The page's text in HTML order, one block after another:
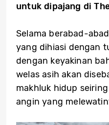
untuk dipajang di
Selama berabad-
yang dihiasi dengan
dengan keyakinan
welas asih akan
makhluk hidup
angin yang